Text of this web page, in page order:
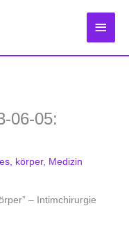
06-05:
körper, Medizin
– Intimchirurgie